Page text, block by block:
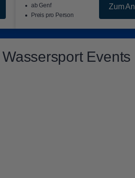
ab Genf
Preis pro Person
Zum
Events